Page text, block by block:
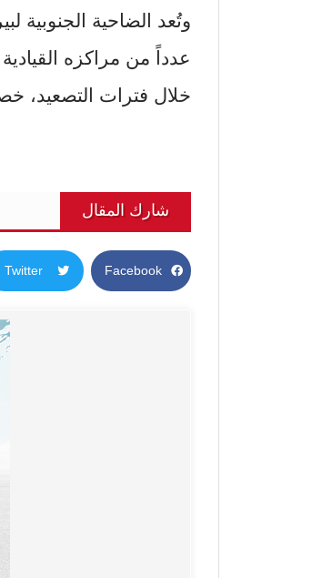
وتُعد الضاحية الجنوبية
عدداً من مراكزه
خلال فترات التصعيد،
شارك المقال
Facebook
Twitter